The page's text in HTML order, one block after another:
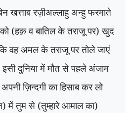
खत्ताब रज़ीअल्लाहु अन्हु फरमाते
(हक़ व बातिल के तराजू पर) खुद
वह अमल के तराजू पर तोले जाएं
दुनिया में मौत से पहले अंजाम
ज़िन्दगी का हिसाब कर लो
में तुम से (तुम्हारे आमाल का)